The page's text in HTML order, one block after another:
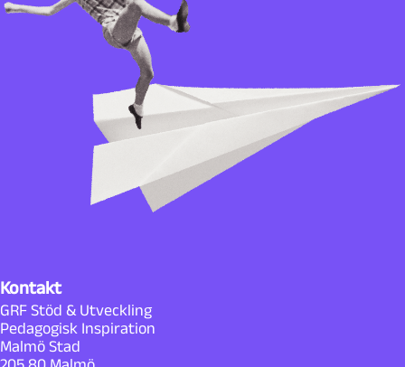
Kontakt
GRF Stöd & Utveckling
Pedagogisk Inspiration
Malmö Stad